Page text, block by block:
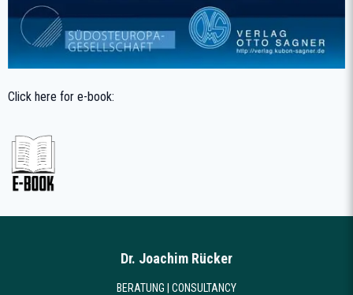
Click here for e-book:
Dr. Joachim Rücker
BERATUNG | CONSULTANCY